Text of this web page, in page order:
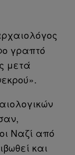
γραπτό
μετά
Ναζί από
και